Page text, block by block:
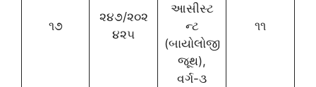
૧૭
૨૪૭/૨૦૨
૪૨૫
આસીસ્ટ
ન્ટ
(બાયોલોજી
જૂથ),
વર્ગ-૩
૧૧